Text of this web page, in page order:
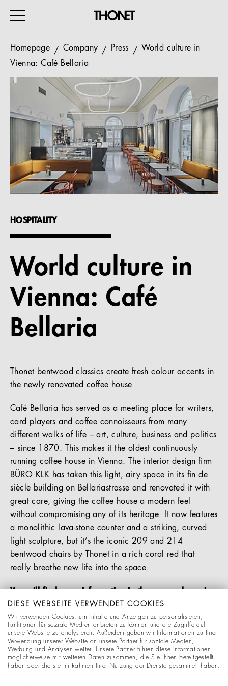
WORK
HOME
EVENTS
HOSPITALITY
ALL PRODUCTS
Magazine
Services
Company
EN
Homepage Company Press
World culture in
Vienna: Café Bellaria
HOSPITALITY
World culture in
Vienna: Café
Bellaria
Thonet bentwood classics create fresh colour accents in
the newly renovated coffee house
Café Bellaria has served as a meeting place for writers,
card players and coffee connoisseurs from many
different walks of life – art, culture, business and politics
– since 1870. This makes it the oldest continuously
running coffee house in Vienna. The interior design firm
BÜRO KLK has taken this light, airy space in its fin de
siècle building on Bellariastrasse and renovated it with
great care, giving the coffee house a modern feel
without compromising any of its heritage. It now features
a monolithic lava-stone counter and a striking, curved
light sculpture, but it’s the iconic 209 and 214
bentwood chairs by Thonet in a rich coral red that
really breathe new life into the space.
You will find more information in the press release in
our Download section below.
DOWNLOADS
Press release "Cafe Bellaria"
DIESE WEBSEITE VERWENDET COOKIES
Wir verwenden Cookies, um Inhalte und Anzeigen zu personalisieren,
Funktionen für soziale Medien anbieten zu können und die Zugriffe auf
unsere Website zu analysieren. Außerdem geben wir Informationen zu Ihrer
Verwendung unserer Website an unsere Partner für soziale Medien,
Werbung und Analysen weiter. Unsere Partner führen diese Informationen
möglicherweise mit weiteren Daten zusammen, die Sie ihnen bereitgestellt
haben oder die sie im Rahmen Ihrer Nutzung der Dienste gesammelt haben.